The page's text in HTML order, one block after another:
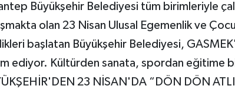
Büyükşehir Belediyesi tüm birimleriyle
olan 23 Nisan Ulusal Egemenlik ve
başlatan Büyükşehir Belediyesi,
ediyor. Kültürden sanata, spordan eğitime
23 NİSAN'DA “DÖN DÖN